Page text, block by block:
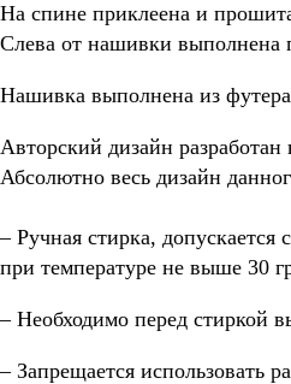
На спине приклеена и
Слева от нашивки
Нашивка выполнена из
Авторский дизайн
Абсолютно весь дизайн
– Ручная стирка,
при температуре не выше 30
– Необходимо перед стиркой
– Запрещается использовать